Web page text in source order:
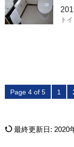
ト
Page 4 of 5 1
最終更新日: 2020